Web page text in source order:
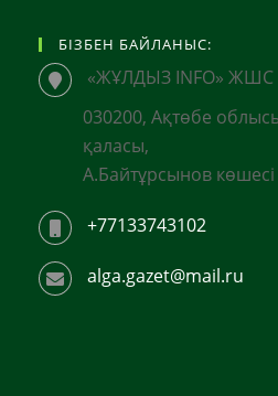
БІЗБЕН БАЙЛАНЫС:
«ЖҰЛДЫЗ INFO» ЖШС
030200, Ақтөбе
қаласы,
А.Байтұрсынов
+77133743102
alga.gazet@mail.ru